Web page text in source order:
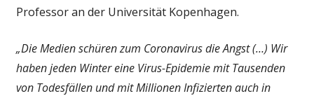
Professor an der Universität Kopenhagen.
„Die Medien schüren zum Coronavirus die Angst (…) Wir
haben jeden Winter eine Virus-Epidemie mit Tausenden
von Todesfällen und mit Millionen Infizierten auch in